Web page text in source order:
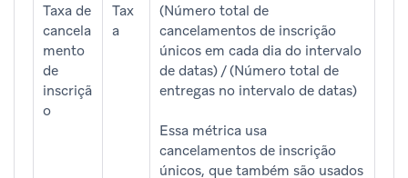
Taxa de
cancela
mento
de
inscriçã
o
Tax
a
(Número total de
cancelamentos de inscrição
únicos em cada dia do intervalo
de datas) / (Número total de
entregas no intervalo de datas)
Essa métrica usa
cancelamentos de inscrição
únicos, que também são usados